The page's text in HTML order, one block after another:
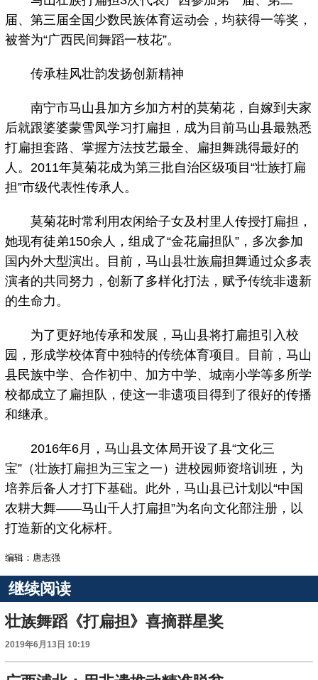
届、第三届全国少数民族体育运动会，均获得一等奖，
被誉为“广西民间舞蹈一枝花”。
传承桂风壮韵发扬创新精神
南宁市马山县加方乡加方村的莫菊花，自嫁到夫家
后就跟婆婆蒙雪凤学习打扁担，成为目前马山县最熟悉
打扁担套路、掌握方法技艺最全、扁担舞跳得最好的
人。2011年莫菊花成为第三批自治区级项目“壮族打扁
担”市级代表性传承人。
莫菊花时常利用农闲给子女及村里人传授打扁担，
她现有徒弟150余人，组成了“金花扁担队”，多次参加
国内外大型演出。目前，马山县壮族扁担舞通过众多表
演者的共同努力，创新了多样化打法，赋予传统非遗新
的生命力。
为了更好地传承和发展，马山县将打扁担引入校
园，形成学校体育中独特的传统体育项目。目前，马山
县民族中学、合作初中、加方中学、城南小学等多所学
校都成立了扁担队，使这一非遗项目得到了很好的传播
和继承。
2016年6月，马山县文体局开设了县“文化三
宝”（壮族打扁担为三宝之一）进校园师资培训班，为
培养后备人才打下基础。此外，马山县已计划以“中国
农耕大舞——马山千人打扁担”为名向文化部注册，以
打造新的文化标杆。
编辑：唐志强
继续阅读
壮族舞蹈《打扁担》喜摘群星奖
2019年6月13日 10:19